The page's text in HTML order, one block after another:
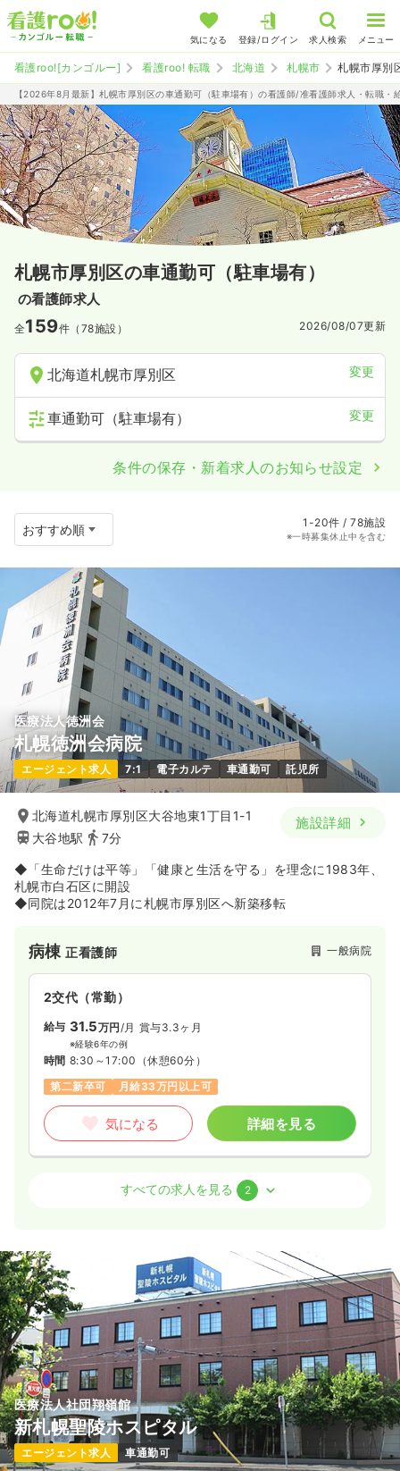
気になる 登録/ログイン 求人検索 メニュー
看護roo![カンゴルー] 看護roo! 転職 北海道 札幌市 札幌市厚別
【2026年8月最新】札幌市厚別区の車通勤可（駐車場有）の看護師/准看護師求人・転職・
札幌市厚別区の車通勤可（駐車場有）
の看護師求人
全159件（78施設） 2026/08/07更新
北海道札幌市厚別区 変更
車通勤可（駐車場有） 変更
条件の保存・新着求人のお知らせ設定
1-20件 / 78施設
※一時募集休止中を含む
医療法人徳洲会
札幌徳洲会病院
エージェント求人 7:1 電子カルテ 車通勤可 託児所
北海道札幌市厚別区大谷地東1丁目1-1
大谷地駅
7分
施設詳細
◆「生命だけは平等」「健康と生活を守る」を理念に1983年、
札幌市白石区に開設
◆同院は2012年7月に札幌市厚別区へ新築移転
病棟正看護師 一般病院
2交代（常勤）
給与 31.5万円 /月 賞与3.3ヶ月
※経験6年の例
時間 8:30～17:00 （休憩60分）
第二新卒可
月給33万円以上可
気になる 詳細を見る
給与 /月 賞与3.33ヶ月
※一例
時間 7:30～16:00（休憩60分）
4週8休以上
月給26万円以上可
気になる 詳細を見る
病棟助産師 一般病院
2交代（常勤） 一時募集休止
すべての求人を見る 2
医療法人社団翔嶺館
新札幌聖陵ホスピタル
エージェント求人 車通勤可